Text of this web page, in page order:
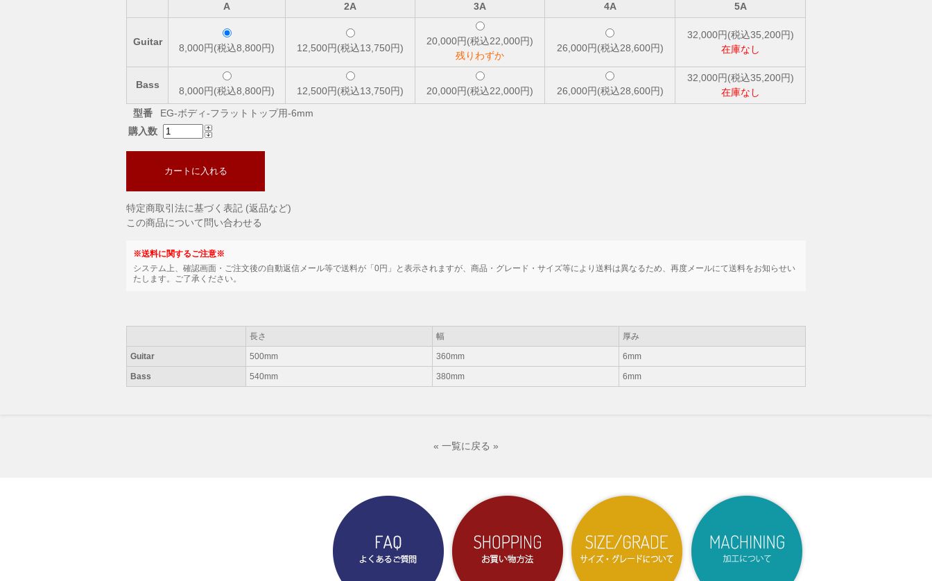
A 2A 3A 4A 5A
Guitar
8,000円(税込8,800円) 12,500円(税込13,750円)
20,000円(税込22,000円)
残りわずか
26,000円(税込28,600円)
32,000円(税込35,200円)
在庫なし
Bass
8,000円(税込8,800円) 12,500円(税込13,750円) 20,000円(税込22,000円) 26,000円(税込28,600円)
32,000円(税込35,200円)
在庫なし
型番
EG-ボディ-フラットトップ用-6mm
購入数
カートに入れる
特定商取引法に基づく表記 (返品など)
この商品について問い合わせる
※送料に関するご注意※
システム上、確認画面・ご注文後の自動返信メール等で送料が「0円」と表示されますが、商品・グレード・サイズ等により送料は異なるため、再度メールにて送料をお知らせい
たします。ご了承ください。
長さ 幅 厚み
Guitar 500mm 360mm 6mm
Bass 540mm 380mm 6mm
« 一覧に戻る »
よくあるご質問 お買い物方法 サイズ・グレードについて